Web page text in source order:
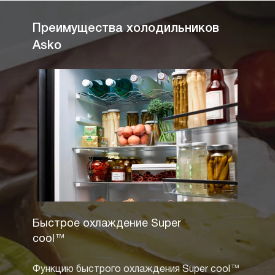
Преимущества холодильников
Asko
Быстрое охлаждение Super
cool™
Функцию быстрого охлаждения Super cool™